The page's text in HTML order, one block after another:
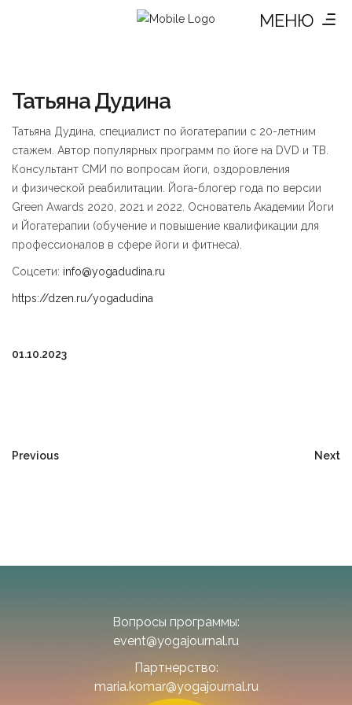
МЕНЮ
Татьяна Дудина
Татьяна Дудина, специалист по йогатерапии с 20-летним
стажем. Автор популярных программ по йоге на DVD и ТВ.
Консультант СМИ по вопросам йоги, оздоровления
и физической реабилитации. Йога-блогер года по версии
Green Awards 2020, 2021 и 2022. Основатель Академии Йоги
и Йогатерапии (обучение и повышение квалификации для
профессионалов в сфере йоги и фитнеса).
Соцсети: info@yogadudina.ru
https://dzen.ru/yogadudina
01.10.2023
Previous Next
Вопросы программы:
event@yogajournal.ru
Партнерство:
maria.komar@yogajournal.ru